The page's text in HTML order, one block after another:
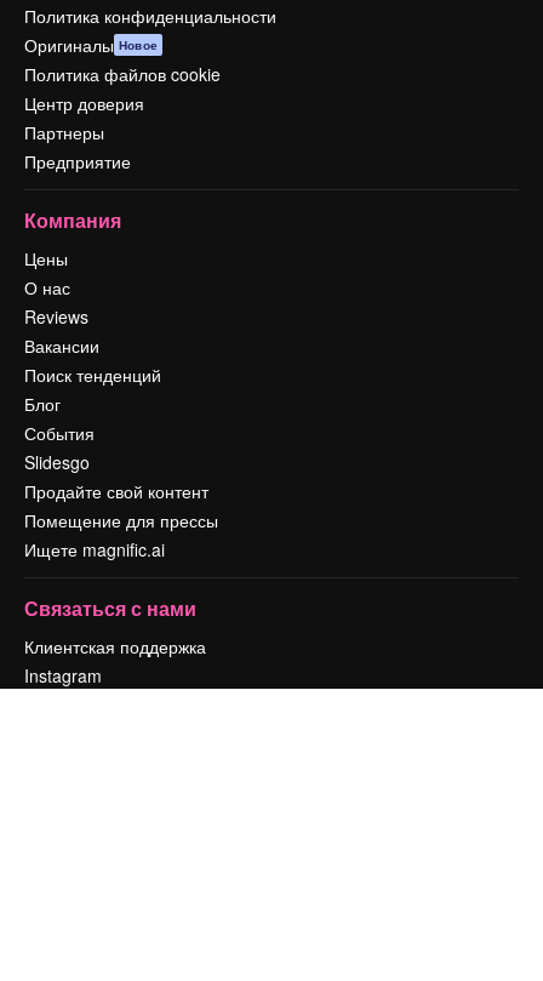
Политика конфиденциальности
Оригиналы Новое
Политика файлов cookie
Центр доверия
Партнеры
Предприятие
Компания
Цены
О нас
Reviews
Вакансии
Поиск тенденций
Блог
События
Slidesgo
Продайте свой контент
Помещение для прессы
Ищете magnific.ai
Связаться с нами
Клиентская поддержка
Instagram